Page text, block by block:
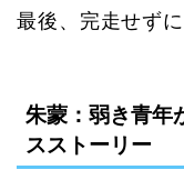
最後、完走せず
朱蒙：弱き青年
スストーリー